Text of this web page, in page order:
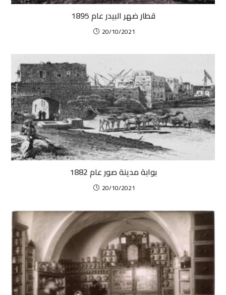
قطار ضهر البيدر عام 1895
20/10/2021
بوابة مدينة صور عام 1882
20/10/2021